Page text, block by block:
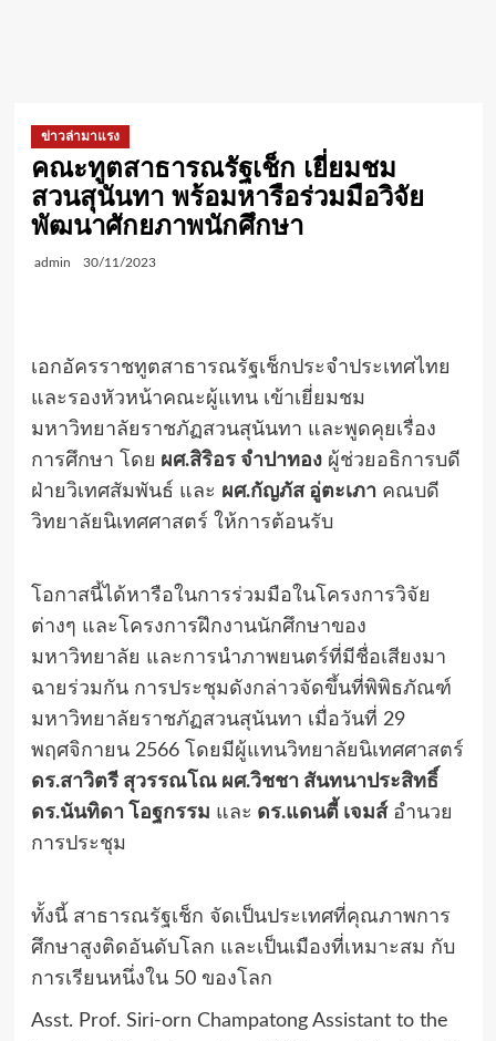
ข่าวล่ามาแรง
คณะทูตสาธารณรัฐเช็ก เยี่ยมชม
สวนสุนันทา พร้อมหารือร่วมมือวิจัย
พัฒนาศักยภาพนักศึกษา
admin 30/11/2023
เอกอัครราชทูตสาธารณรัฐเช็กประจำประเทศไทย
และรองหัวหน้าคณะผู้แทน เข้าเยี่ยมชม
มหาวิทยาลัยราชภัฏสวนสุนันทา และพูดคุยเรื่อง
การศึกษา โดย ผศ.สิริอร จำปาทองผู้ช่วยอธิการบดี
ฝ่ายวิเทศสัมพันธ์ และ ผศ.กัญภัส อู่ตะเภาคณบดี
วิทยาลัยนิเทศศาสตร์ ให้การต้อนรับ
โอกาสนี้ได้หารือในการร่วมมือในโครงการวิจัย
ต่างๆ และโครงการฝึกงานนักศึกษาของ
มหาวิทยาลัย และการนำภาพยนตร์ที่มีชื่อเสียงมา
ฉายร่วมกัน การประชุมดังกล่าวจัดขึ้นที่พิพิธภัณฑ์
มหาวิทยาลัยราชภัฏสวนสุนันทา เมื่อวันที่ 29
พฤศจิกายน 2566 โดยมีผู้แทนวิทยาลัยนิเทศศาสตร์
ดร.สาวิตรี สุวรรณโณ ผศ.วิชชา สันทนาประสิทธิ์
ดร.นันทิดา โอฐกรรม และ ดร.แดนตี้ เจมส์อำนวย
การประชุม
ทั้งนี้ สาธารณรัฐเช็ก จัดเป็นประเทศที่คุณภาพการ
ศึกษาสูงติดอันดับโลก และเป็นเมืองที่เหมาะสม กับ
การเรียนหนึ่งใน 50 ของโลก
Asst. Prof. Siri-orn Champatong Assistant to the